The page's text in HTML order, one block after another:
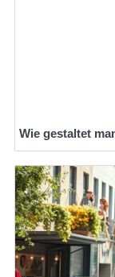
Wie gestaltet